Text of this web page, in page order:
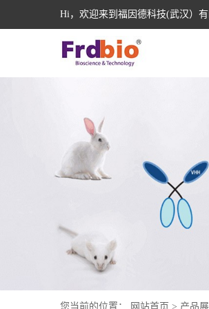
Hi，欢迎来到福因德科技(武汉）
您当前的位置： 网站首页 > 产品